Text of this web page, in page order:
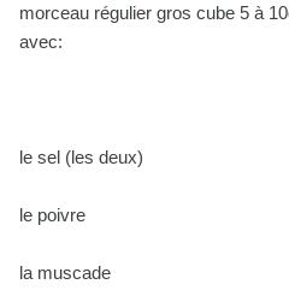
morceau régulier gros cube 5 à
avec:
le sel (les deux)
le poivre
la muscade